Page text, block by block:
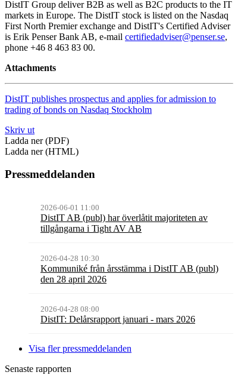
DistIT Group deliver B2B as well as B2C products to the IT
markets in Europe. The DistIT stock is listed on the Nasdaq
First North Premier exchange and DistIT's Certified Adviser
is Erik Penser Bank AB, e-mail certifiedadviser@penser.se,
phone +46 8 463 83 00.
Attachments
DistIT publishes prospectus and applies for admission to
trading of bonds on Nasdaq Stockholm
Skriv ut
Ladda ner (PDF)
Ladda ner (HTML)
Pressmeddelanden
2026-06-01 11:00
DistIT AB (publ) har överlåtit majoriteten av
tillgångarna i Tight AV AB
2026-04-28 10:30
Kommuniké från årsstämma i DistIT AB (publ)
den 28 april 2026
2026-04-28 08:00
DistIT: Delårsrapport januari - mars 2026
Visa fler pressmeddelanden
Senaste rapporten